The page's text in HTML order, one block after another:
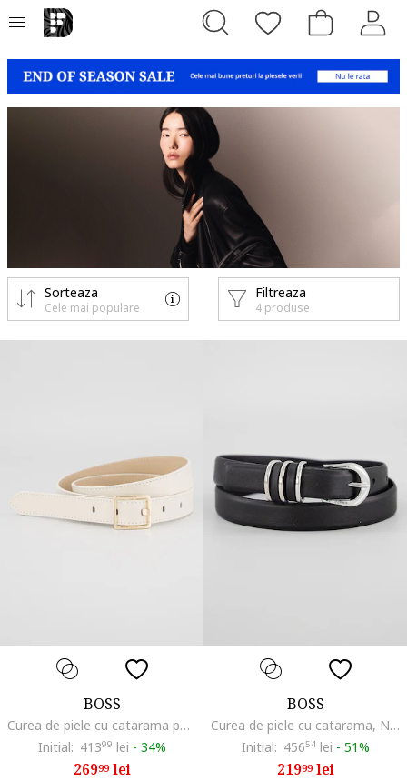
Filtreaza
4 produse
Sorteaza
Cele mai populare
BOSS
Curea de piele cu catarama patrata, Ecru
Initial: 41399 lei - 34%
26999lei
BOSS
Curea de piele cu catarama, Negru
Initial: 45654lei - 51%
21999lei